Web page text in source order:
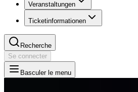
Veranstaltungen
Ticketinformationen
Recherche
Se connecter
Basculer le menu